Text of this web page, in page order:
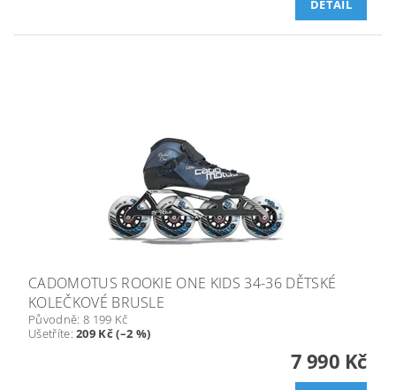
DETAIL
CADOMOTUS ROOKIE ONE KIDS 34-36 DĚTSKÉ
KOLEČKOVÉ BRUSLE
Původně: 8 199 Kč
Ušetříte:209 Kč (–2 %)
7 990 Kč